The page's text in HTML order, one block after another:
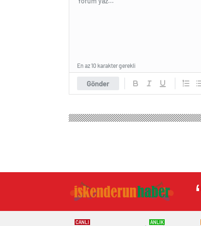
Gönder
En az 10 karakter gerekli
CANLI ANLIK